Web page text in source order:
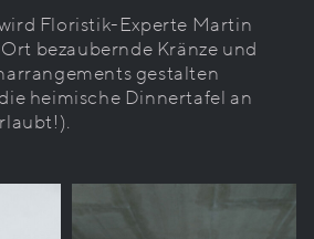
Floristik-Experte Martin
bezaubernde Kränze und
gestalten
heimische Dinnertafel an